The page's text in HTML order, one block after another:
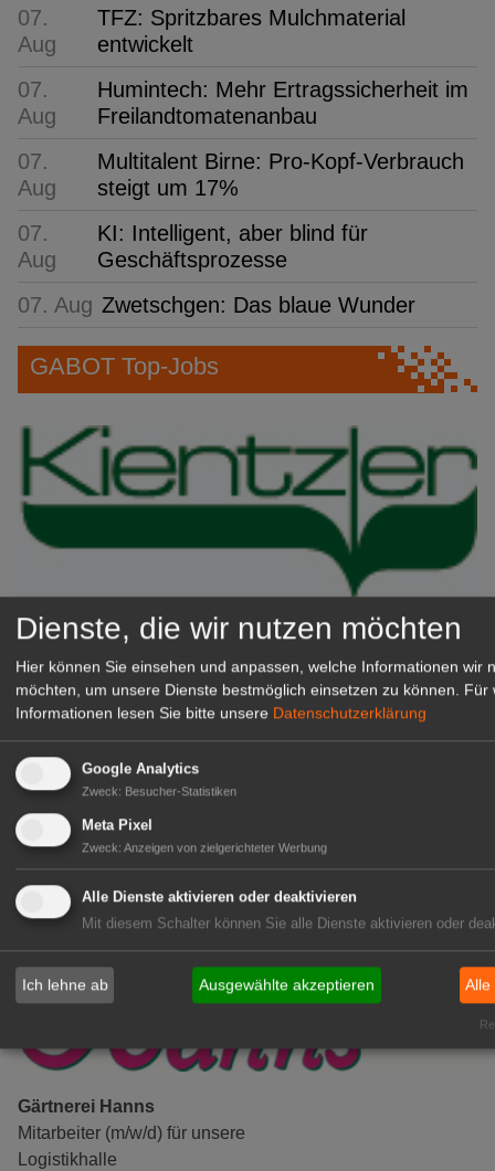
07.
Aug
TFZ: Spritzbares Mulchmaterial
entwickelt
07.
Aug
Humintech: Mehr Ertragssicherheit im
Freilandtomatenanbau
07.
Aug
Multitalent Birne: Pro-Kopf-Verbrauch
steigt um 17%
07.
Aug
KI: Intelligent, aber blind für
Geschäftsprozesse
07. Aug Zwetschgen: Das blaue Wunder
GABOT Top-Jobs
Kientzler Jungpflanzen GmbH
& Co KG
Gärtner im Zierpflanzenbau
(Geselle/Meister/Techniker)
(m/w/d)
Gensingen
zur Stellenanzeige
Gärtnerei Hanns
Mitarbeiter (m/w/d) für unsere
Logistikhalle
Dienste, die wir nutzen möchten
Hier können Sie einsehen und anpassen, welche Informationen wir
möchten, um unsere Dienste bestmöglich einsetzen zu können.
Für
Informationen lesen Sie bitte unsere Datenschutzerklärung
Google Analytics
Zweck: Besucher-Statistiken
Meta Pixel
Zweck: Anzeigen von zielgerichteter Werbung
Alle Dienste aktivieren oder deaktivieren
Mit diesem Schalter können Sie alle Dienste aktivieren oder
Ich lehne ab Ausgewählte akzeptieren Alle